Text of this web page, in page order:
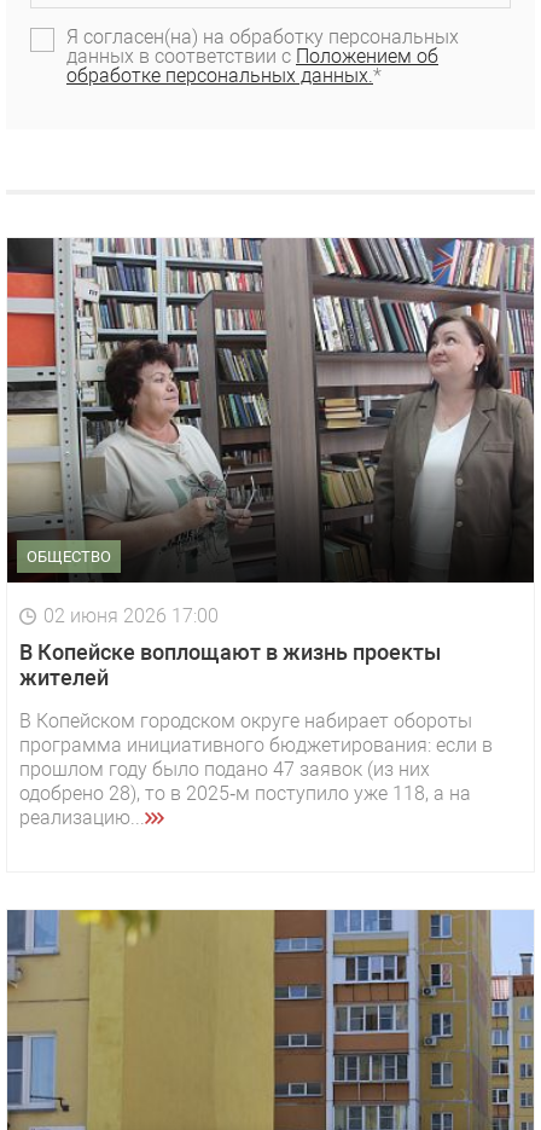
Я согласен(на) на обработку персональных
данных в соответствии с Положением об
обработке персональных данных.*
ОБЩЕСТВО
02 июня 2026 17:00
В Копейске воплощают в жизнь проекты
жителей
В Копейском городском округе набирает обороты
программа инициативного бюджетирования: если в
прошлом году было подано 47 заявок (из них
одобрено 28), то в 2025‑м поступило уже 118, а на
реализацию...